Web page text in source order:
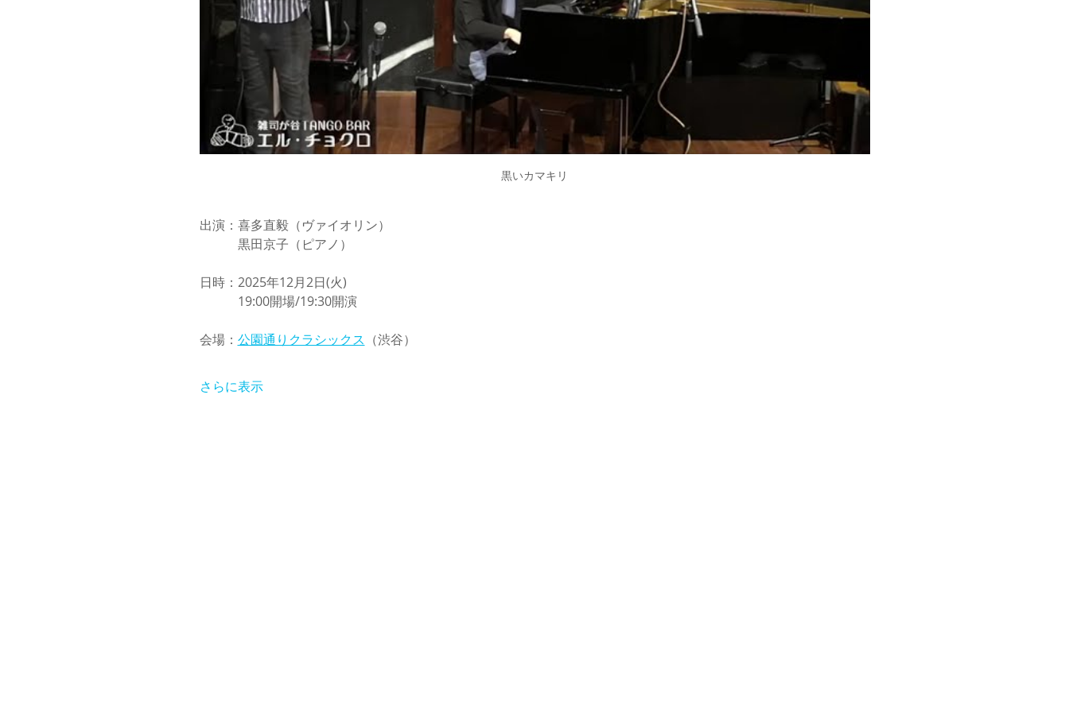
黒いカマキリ
出演：喜多直毅（ヴァイオリン）
黒田京子（ピアノ）
日時：2025年12月2日(火)
19:00開場/19:30開演
会場： 公園通りクラシックス （渋谷）
さらに表示